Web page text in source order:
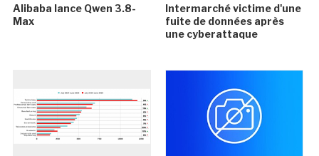
Alibaba lance Qwen 3.8-
Max
Intermarché victime d'une
fuite de données après
une cyberattaque